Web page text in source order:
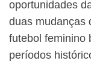
oportunidades
duas mudanças
futebol feminino
períodos